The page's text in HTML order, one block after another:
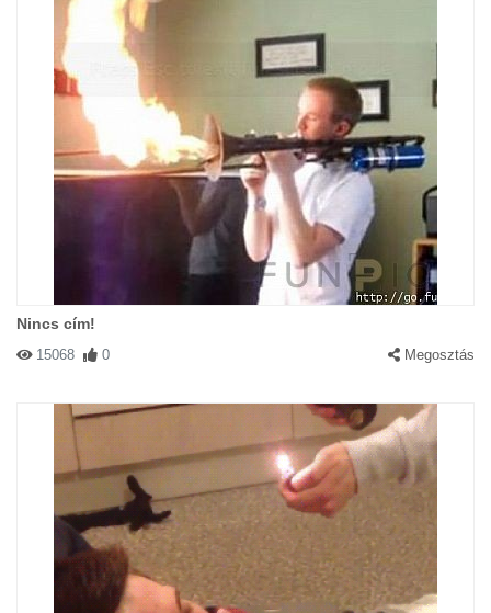
Nincs cím!
15068 0 Megosztás